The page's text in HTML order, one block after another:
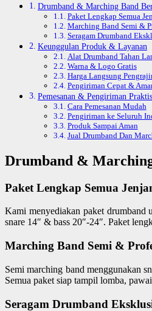
Drumband & Marching Band
Paket Lengkap Semua
Marching Band Semi &
Seragam Drumband
Keunggulan Produk & Layanan
Alat Drumband Tahan
Warna & Logo Gratis
Harga Langsung
Pengiriman Cepat &
Pemesanan & Pengiriman Praktis
Cara Pemesanan Mudah
Pengiriman ke Seluruh
Produk Sampai Aman
Jual Drumband Dan
Drumband &
Paket Lengkap Semua
Kami menyediakan paket drumband
snare 14″ & bass 20″-24″. Paket
Marching Band Semi &
Semi marching band menggunakan
Semua paket siap tampil lomba,
Seragam Drumband